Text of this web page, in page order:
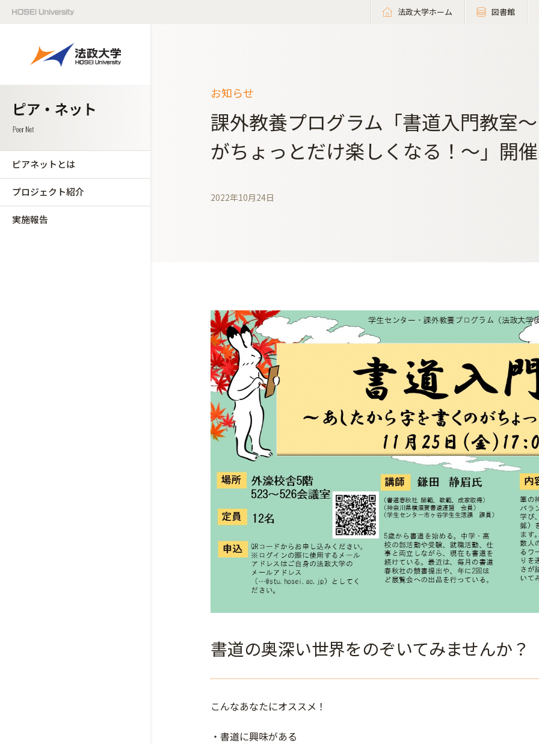
法政大学ホーム 図書館
ピアネットとは
プロジェクト紹介
実施報告
お知らせ
課外教養プログラム「書道入門教室
がちょっとだけ楽しくなる！～」開催
2022年10月24日
書道の奥深い世界をのぞいてみませんか？
こんなあなたにオススメ！
・書道に興味がある